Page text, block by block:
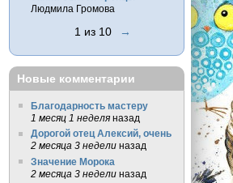
Людмила Громова
1 из 10 →
Новые комментарии
Благодарность мастеру
1 месяц 1 неделяназад
Дорогой отец Алексий, очень
2 месяца 3 неделиназад
Значение Морока
2 месяца 3 неделиназад